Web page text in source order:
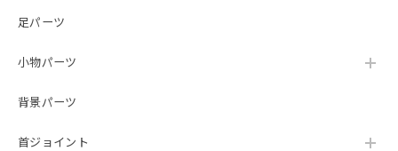
足パーツ
小物パーツ
背景パーツ
首ジョイント